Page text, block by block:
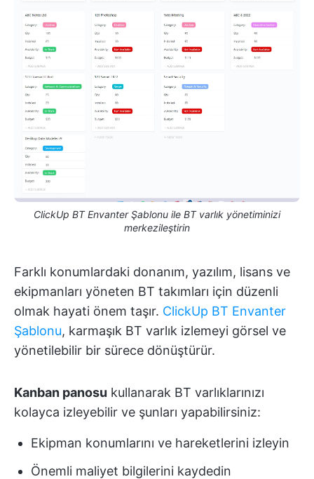
ClickUp BT Envanter Şablonu ile BT varlık yönetiminizi
merkezileştirin
Farklı konumlardaki donanım, yazılım, lisans ve
ekipmanları yöneten BT takımları için düzenli
olmak hayati önem taşır. ClickUp BT Envanter
Şablonu, karmaşık BT varlık izlemeyi görsel ve
yönetilebilir bir sürece dönüştürür.
Kanban panosu kullanarak BT varlıklarınızı
kolayca izleyebilir ve şunları yapabilirsiniz:
Ekipman konumlarını ve hareketlerini izleyin
Önemli maliyet bilgilerini kaydedin